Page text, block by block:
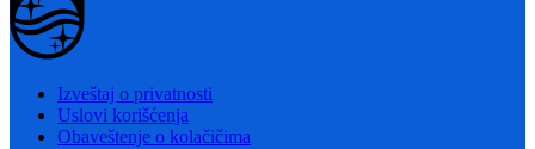
Izveštaj o privatnosti
Uslovi korišćenja
Obaveštenje o kolačičima